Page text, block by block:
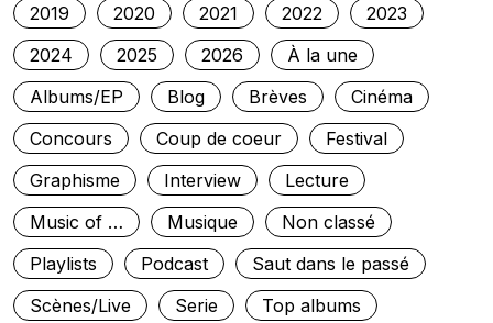
2019
2020 2021 2022
2023
2024
2025 2026
À la une
Albums/EP
Blog Brèves
Cinéma
Concours
Coup de coeur
Festival
Graphisme
Interview
Lecture
Music of …
Musique
Non classé
Playlists
Podcast
Saut dans le passé
Scènes/Live
Serie
Top albums